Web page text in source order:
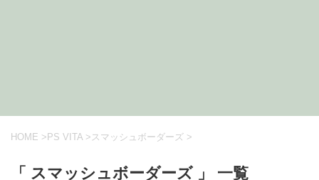
HOME >PS VITA > スマッシュボーダーズ >
「 スマッシュボーダーズ 」 一覧